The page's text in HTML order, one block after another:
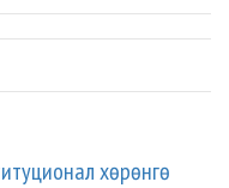
хөрөнгө